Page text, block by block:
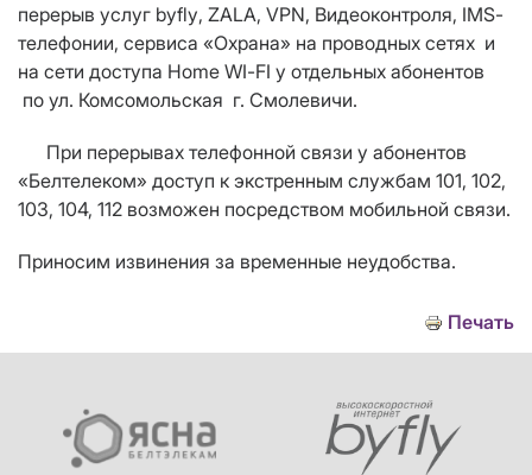
перерыв услуг byfly, ZALA, VPN, Видеоконтроля, IMS-
телефонии, сервиса «Охрана» на проводных сетях и
на сети доступа Home WI-FI у отдельных абонентов
по ул. Комсомольская г. Смолевичи.
При перерывах телефонной связи у абонентов
«Белтелеком» доступ к экстренным службам 101, 102,
103, 104, 112 возможен посредством мобильной связи.
Приносим извинения за временные неудобства.
Печать